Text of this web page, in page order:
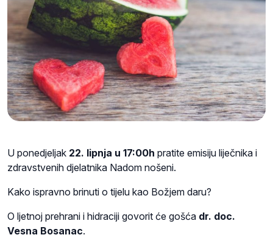
U ponedjeljak 22. lipnja u 17:00h pratite emisiju liječnika i
zdravstvenih djelatnika Nadom nošeni.
Kako ispravno brinuti o tijelu kao Božjem daru?
O ljetnoj prehrani i hidraciji govorit će gošća dr. doc.
Vesna Bosanac.